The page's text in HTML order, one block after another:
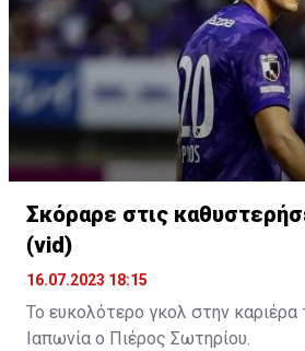
Σκόραρε στις
(vid)
16.07.2023 18:15
Το ευκολότερο γκολ στην καριέρα
Ιαπωνία ο Πιέρος Σωτηρίου.